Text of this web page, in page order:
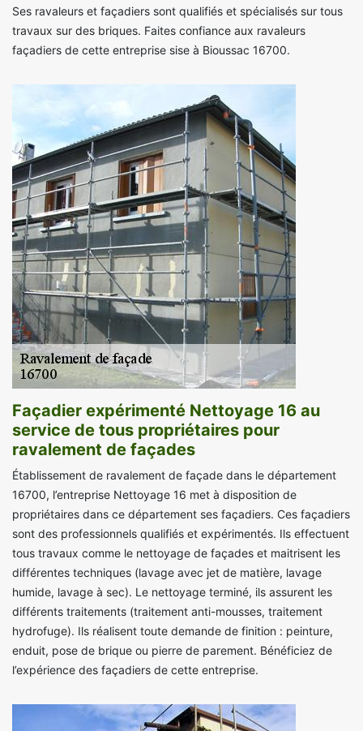
Ses ravaleurs et façadiers sont qualifiés et spécialisés sur tous
travaux sur des briques. Faites confiance aux ravaleurs
façadiers de cette entreprise sise à Bioussac 16700.
Façadier expérimenté Nettoyage 16 au
service de tous propriétaires pour
ravalement de façades
Établissement de ravalement de façade dans le département
16700, l’entreprise Nettoyage 16 met à disposition de
propriétaires dans ce département ses façadiers. Ces façadiers
sont des professionnels qualifiés et expérimentés. Ils effectuent
tous travaux comme le nettoyage de façades et maitrisent les
différentes techniques (lavage avec jet de matière, lavage
humide, lavage à sec). Le nettoyage terminé, ils assurent les
différents traitements (traitement anti-mousses, traitement
hydrofuge). Ils réalisent toute demande de finition : peinture,
enduit, pose de brique ou pierre de parement. Bénéficiez de
l’expérience des façadiers de cette entreprise.